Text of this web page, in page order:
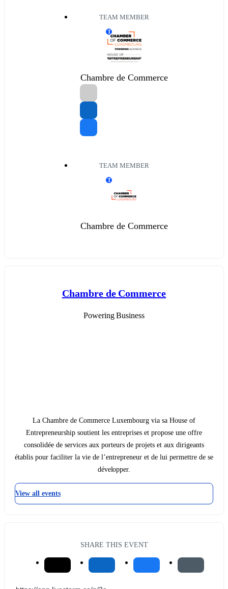
TEAM MEMBER
T
Chambre de Commerce
TEAM MEMBER
T
Chambre de Commerce
Chambre de Commerce
Powering Business
La Chambre de Commerce Luxembourg via sa House of
Entrepreneurship soutient les entreprises et propose une offre
consolidée de services aux porteurs de projets et aux dirigeants
établis pour faciliter la vie de l’entrepreneur et de lui permettre de se
développer.
View all events
SHARE THIS EVENT